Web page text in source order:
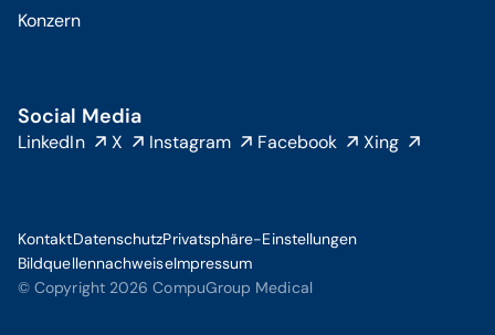
Konzern
Social Media
LinkedIn X Instagram Facebook Xing
© Copyright 2026 CompuGroup Medical
KontaktDatenschutzPrivatsphäre-Einstellungen
BildquellennachweiseImpressum